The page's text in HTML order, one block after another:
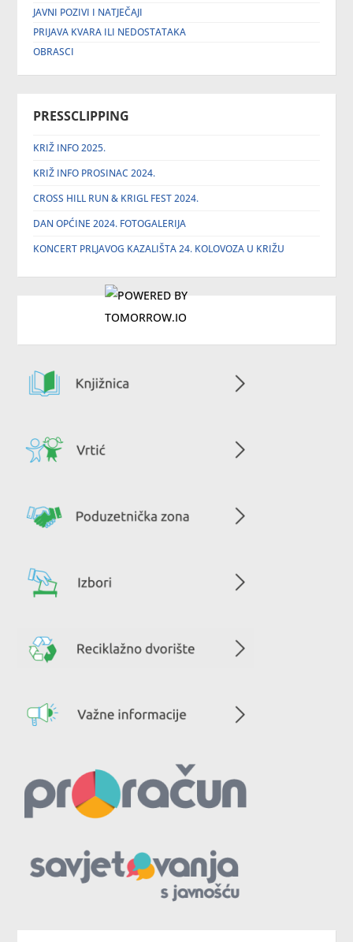
JAVNI POZIVI I NATJEČAJI
PRIJAVA KVARA ILI NEDOSTATAKA
OBRASCI
PRESSCLIPPING
KRIŽ INFO 2025.
KRIŽ INFO PROSINAC 2024.
CROSS HILL RUN & KRIGL FEST 2024.
DAN OPĆINE 2024. FOTOGALERIJA
KONCERT PRLJAVOG KAZALIŠTA 24. KOLOVOZA U KRIŽU